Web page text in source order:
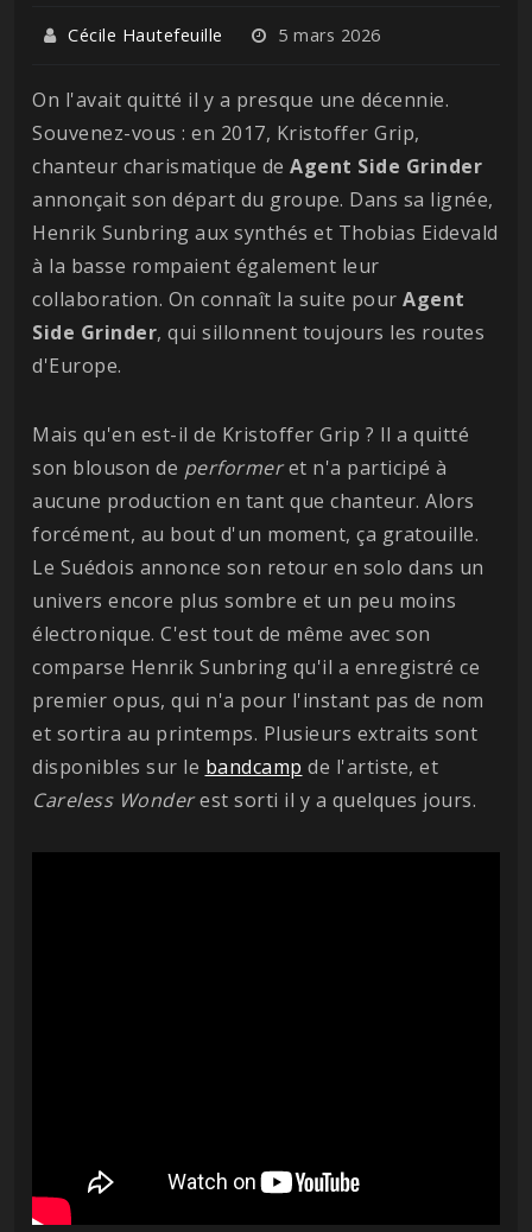
Cécile Hautefeuille 5 mars 2026
On l'avait quitté il y a presque une décennie.
Souvenez-vous : en 2017, Kristoffer Grip,
chanteur charismatique de Agent Side Grinder
annonçait son départ du groupe. Dans sa lignée,
Henrik Sunbring aux synthés et Thobias Eidevald
à la basse rompaient également leur
collaboration. On connaît la suite pour Agent
Side Grinder, qui sillonnent toujours les routes
d'Europe.
Mais qu'en est-il de Kristoffer Grip ? Il a quitté
son blouson de performeret n'a participé à
aucune production en tant que chanteur. Alors
forcément, au bout d'un moment, ça gratouille.
Le Suédois annonce son retour en solo dans un
univers encore plus sombre et un peu moins
électronique. C'est tout de même avec son
comparse Henrik Sunbring qu'il a enregistré ce
premier opus, qui n'a pour l'instant pas de nom
et sortira au printemps. Plusieurs extraits sont
disponibles sur le bandcamp de l'artiste, et
Careless Wonderest sorti il y a quelques jours.